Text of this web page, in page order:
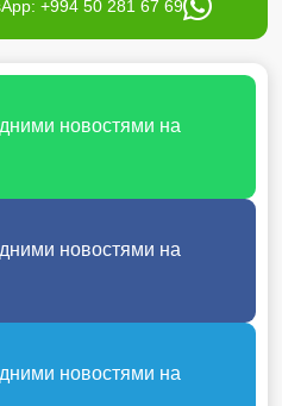
+994 50 281 67 69
новостями на
новостями на
новостями на